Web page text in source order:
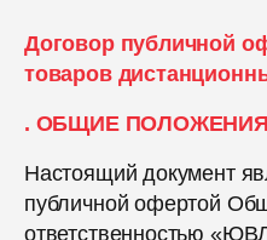
Договор публичной
товаров
. ОБЩИЕ ПОЛОЖЕНИЯ
Настоящий документ
публичной офертой
ответственностью